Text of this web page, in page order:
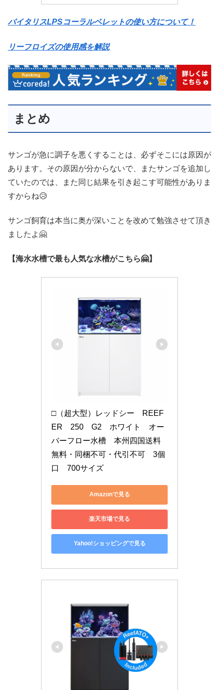
バイタリスLPSコーラルペレットの使い方について！
リーフロイズの使用感を解説
まとめ
サンゴが急に調子を悪くすることは、必ずそこには原因が
あります。その原因が分からないで、またサンゴを追加し
ていたのでは、また同じ結果を引き起こす可能性がありま
すからね😥
サンゴ飼育は本当に奥が深いことを改めて勉強させて頂き
ましたよ🤗
【海水水槽で最も人気な水槽がこちら🤗】
□（超大型）レッドシー　REEF
ER　250　G2　ホワイト　オー
バーフロー水槽　本州四国送料
無料・同梱不可・代引不可　3個
口　700サイズ
Amazonで見る
楽天市場で見る
Yahoo!ショッピングで見る